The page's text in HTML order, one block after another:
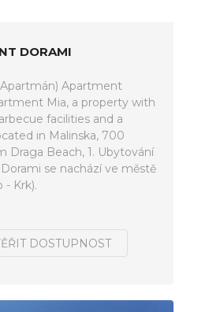
DORAMI
Apartment
Mia, a property with
facilities and a
in Malinska, 700
Draga Beach, 1. Ubytování
se nachází ve městě
- Krk).
DOSTUPNOST